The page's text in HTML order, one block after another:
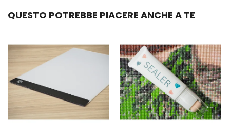
QUESTO POTREBBE PIACERE ANCHE A TE